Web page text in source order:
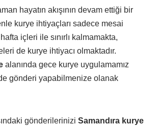
hayatın akışının devam ettiği bir
kurye ihtiyaçları sadece mesai
içleri ile sınırlı kalmamakta,
de kurye ihtiyacı olmaktadır.
alanında gece kurye uygulamamız
gönderi yapabilmenize olanak
gönderilerinizi Samandıra kurye